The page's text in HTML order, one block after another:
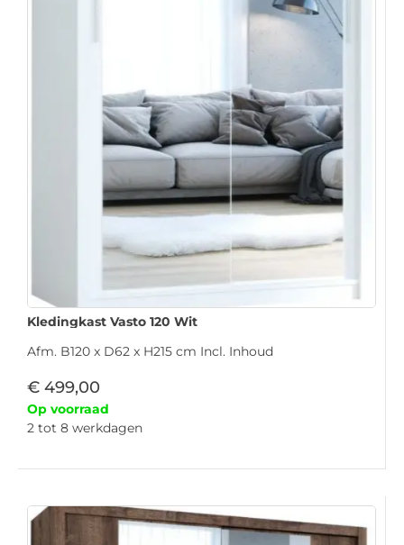
Kledingkast Vasto 120 Wit
Afm. B120 x D62 x H215 cm Incl. Inhoud
€ 499,00
Op voorraad
2 tot 8 werkdagen